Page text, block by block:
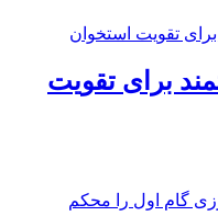
برای تقویت